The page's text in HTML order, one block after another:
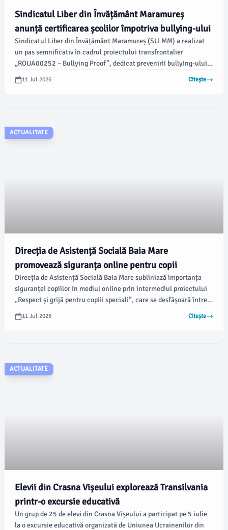
Sindicatul Liber din Învățământ Maramureș
anunță certificarea școlilor împotriva bullying-ului
Sindicatul Liber din Învățământ Maramureș (SLI MM) a realizat
un pas semnificativ în cadrul proiectului transfrontalier
„ROUA00252 – Bullying Proof”, dedicat prevenirii bullying-ului
în școlile din România și Ucraina. Potrivit emaramures.ro, au fost
certificate unitățile de învățământ care aplică măsuri eficiente
11 Jul 2026 Citește
ACTUALITATE
Direcția de Asistență Socială Baia Mare
promovează siguranța online pentru copii
Direcția de Asistență Socială Baia Mare subliniază importanța
siguranței copiilor în mediul online prin intermediul proiectului
„Respect și grijă pentru copiii speciali”, care se desfășoară între 1
ianuarie 2025 și 31 decembrie 2027. Scopul inițiativei este de a
educa copiii în utilizarea internetului într-un mod sigur și
11 Jul 2026 Citește
ACTUALITATE
Elevii din Crasna Vișeului explorează Transilvania
printr-o excursie educativă
Un grup de 25 de elevi din Crasna Vișeului a participat pe 5 iulie
la o excursie educativă organizată de Uniunea Ucrainenilor din